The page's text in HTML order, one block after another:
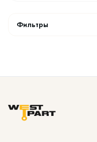
Фильтры